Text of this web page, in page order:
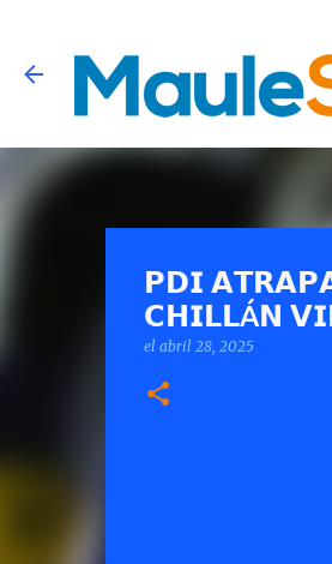
𝗣𝗗𝗜
𝗖𝗛𝗜𝗟𝗟Á𝗡
el abril 28, 2025